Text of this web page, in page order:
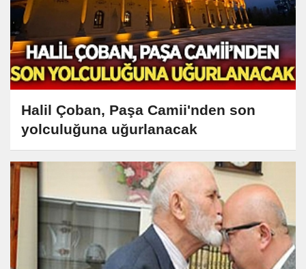
Halil Çoban, Paşa Camii'nden son
yolculuğuna uğurlanacak